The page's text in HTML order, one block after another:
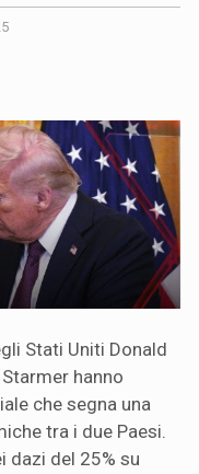
Stati Uniti Donald
hanno
che segna una
tra i due Paesi.
dazi del 25% su